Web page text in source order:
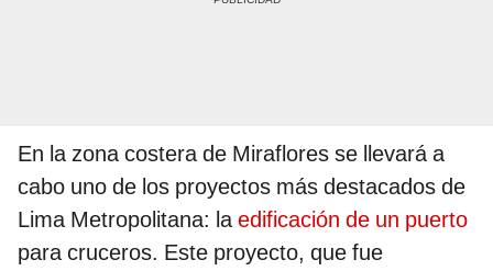
En la zona costera de Miraflores se llevará a
cabo uno de los proyectos más destacados de
Lima Metropolitana: laedificación de un puerto
para cruceros. Este proyecto, que fue